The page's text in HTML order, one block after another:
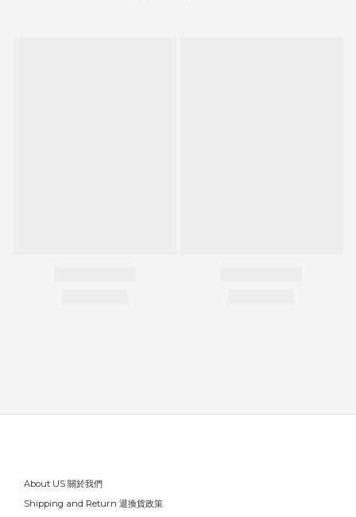
About US 關於我們
Shipping and Return 退換貨政策